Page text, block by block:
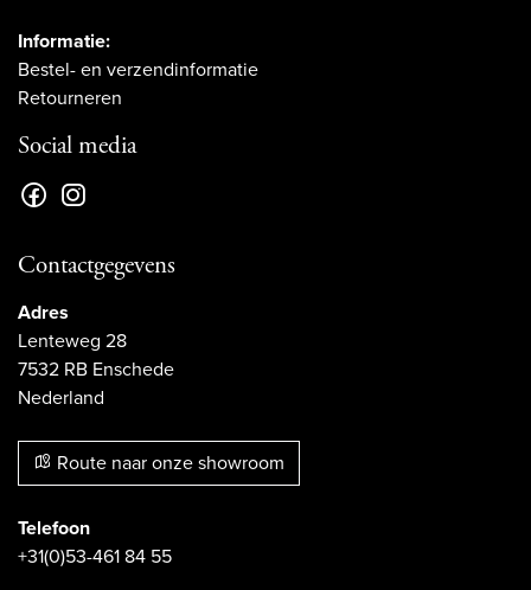
Informatie:
Bestel- en verzendinformatie
Retourneren
Social media
Contactgegevens
Adres
Lenteweg 28
7532 RB Enschede
Nederland
Route naar onze showroom
Telefoon
+31(0)53-461 84 55